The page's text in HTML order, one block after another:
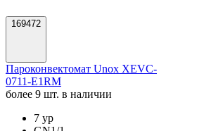
169472
Пароконвектомат Unox XEVC-
0711-E1RM
более 9 шт. в наличии
7 ур